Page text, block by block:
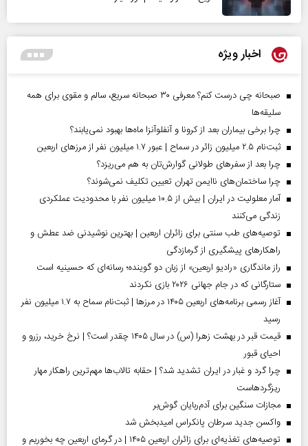
اخبار ویژه
صبحانه چی درست کنم؟ معرفی ۳۰ صبحانه سریع، سالم و مقوی برای همه
سلیقه‌ها
چرا برخی بیماران بعد از کرونا و آنفلوآنزا ماه‌ها بهبود نمی‌یابند؟
ثبت‌نام ۲.۵ میلیون زائر در سماح | عبور ۱.۷ میلیون نفر از مرز‌های اربعین
چرا بعد از سفرهای طولانی گوارش‌تان به هم می‌ریزد؟
چرا ساختمان‌های ناایمن تهران تعیین تکلیف نمی‌شوند؟
آمار معلولیت در ایران | بیش از ۱۰.۵ میلیون نفر با محدودیت عملکردی
زندگی می‌کنند
توصیه‌های طب سنتی برای زائران اربعین | بهترین نوشیدنی ضد عطش و
راهکارهای پیشگیری از گرمازدگی
راز ماندگاری «رادیو اربعین» از زبان دو گوینده؛ رسانه‌ای که حسینیه است
ستارگانی که در جام جهانی ۲۰۲۶ بازی نکردند
آغاز رسمی برنامه‌های اربعین ۱۴۰۵ در مرز‌ها | ثبت‌نام سماح به ۱.۷ میلیون نفر
رسید
قیمت قبر در بهشت زهرا (س) در سال ۱۴۰۵ چقدر است؟ | نرخ خرید، رزرو و
احیای قبور
چرا گرد و غبار در ایران تشدید شد؟ | حقابه تالاب‌ها مهم‌ترین راهکار مهار
ریزگردهاست
مجازات سنگین برای آدم‌ربایان گوش‌بر
واکسن جدید سرطان پانکراس امیدبخش شد
توصیه‌های تغذیه‌ای برای زائران اربعین ۱۴۰۵ | در گرمای اربعین چه بخوریم و